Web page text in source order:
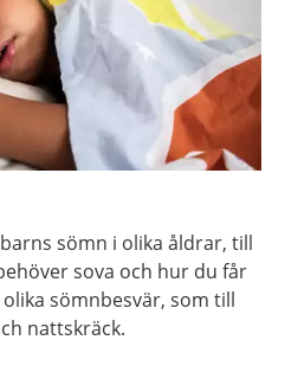
sömn i olika åldrar, till
sova och hur du får
sömnbesvär, som till
nattskräck.